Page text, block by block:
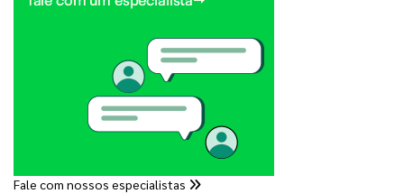
Fale com nossos especialistas